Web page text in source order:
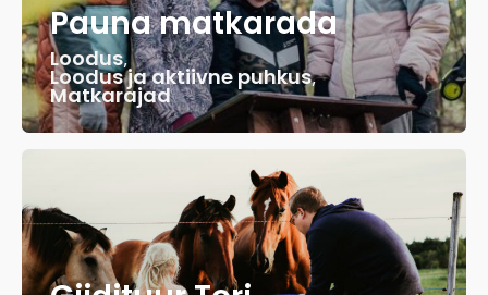
Pauna matkarada
Loodus,
Loodus ja aktiivne puhkus,
Matkarajad